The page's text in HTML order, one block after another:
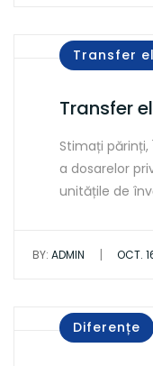
Transfer
Transfer
Stimați
a dosarelor
unitățile de
BY: ADMIN | OCT.
Diferențe